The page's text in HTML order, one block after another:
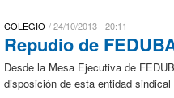
COLEGIO 24/10/2013 - 20:11
Repudio de
Desde la Mesa Ejecutiva de
disposición de esta entidad